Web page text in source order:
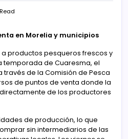
en Morelia y municipios
productos pesqueros frescos y
temporada de Cuaresma, el
través de la Comisión de Pesca
de puntos de venta donde la
de los productores
de producción, lo que
sin intermediarios de las